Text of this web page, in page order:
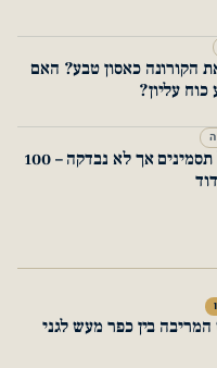
טבע? האם
חיילת התלוננה על תסמינים אך לא נבדקה – 100
מעש לגני